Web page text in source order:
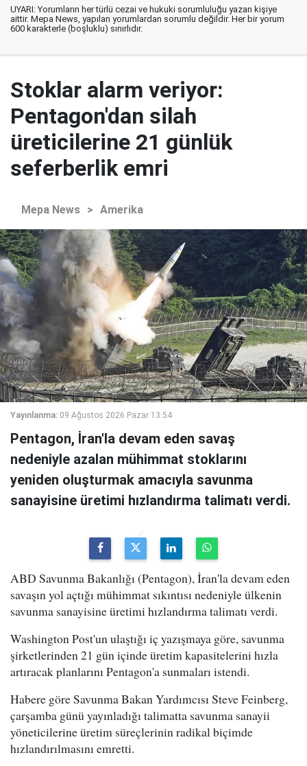
UYARI: Yorumların her türlü cezai ve hukuki sorumluluğu yazan kişiye
aittir. Mepa News, yapılan yorumlardan sorumlu değildir. Her bir yorum
600 karakterle (boşluklu) sınırlıdır.
Stoklar alarm veriyor:
Pentagon'dan silah
üreticilerine 21 günlük
seferberlik emri
Mepa News > Amerika
Yayınlanma: 09 Ağustos 2026 Pazar 13:54
Pentagon, İran'la devam eden savaş
nedeniyle azalan mühimmat stoklarını
yeniden oluşturmak amacıyla savunma
sanayisine üretimi hızlandırma talimatı verdi.
ABD Savunma Bakanlığı (Pentagon), İran'la devam eden
savaşın yol açtığı mühimmat sıkıntısı nedeniyle ülkenin
savunma sanayisine üretimi hızlandırma talimatı verdi.
Washington Post'un ulaştığı iç yazışmaya göre, savunma
şirketlerinden 21 gün içinde üretim kapasitelerini hızla
artıracak planlarını Pentagon'a sunmaları istendi.
Habere göre Savunma Bakan Yardımcısı Steve Feinberg,
çarşamba günü yayınladığı talimatta savunma sanayii
yöneticilerine üretim süreçlerinin radikal biçimde
hızlandırılmasını emretti.